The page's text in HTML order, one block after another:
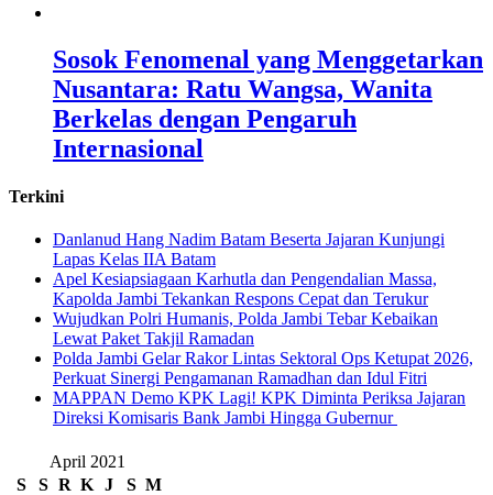
Sosok Fenomenal yang Menggetarkan
Nusantara: Ratu Wangsa, Wanita
Berkelas dengan Pengaruh
Internasional
Terkini
Danlanud Hang Nadim Batam Beserta Jajaran Kunjungi
Lapas Kelas IIA Batam
Apel Kesiapsiagaan Karhutla dan Pengendalian Massa,
Kapolda Jambi Tekankan Respons Cepat dan Terukur
Wujudkan Polri Humanis, Polda Jambi Tebar Kebaikan
Lewat Paket Takjil Ramadan
Polda Jambi Gelar Rakor Lintas Sektoral Ops Ketupat 2026,
Perkuat Sinergi Pengamanan Ramadhan dan Idul Fitri
‎MAPPAN Demo KPK Lagi! KPK Diminta Periksa Jajaran
Direksi Komisaris Bank Jambi Hingga Gubernur ‎
April 2021
S
S R K J S M